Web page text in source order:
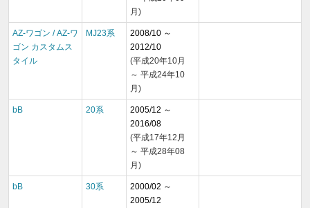
月)
AZ-ワゴン / AZ-ワ
ゴン カスタムス
タイル
MJ23系
2008/10 ～
2012/10
(平成20年10月
～ 平成24年10
月)
bB 20系
2005/12 ～
2016/08
(平成17年12月
～ 平成28年08
月)
bB 30系
2000/02 ～
2005/12